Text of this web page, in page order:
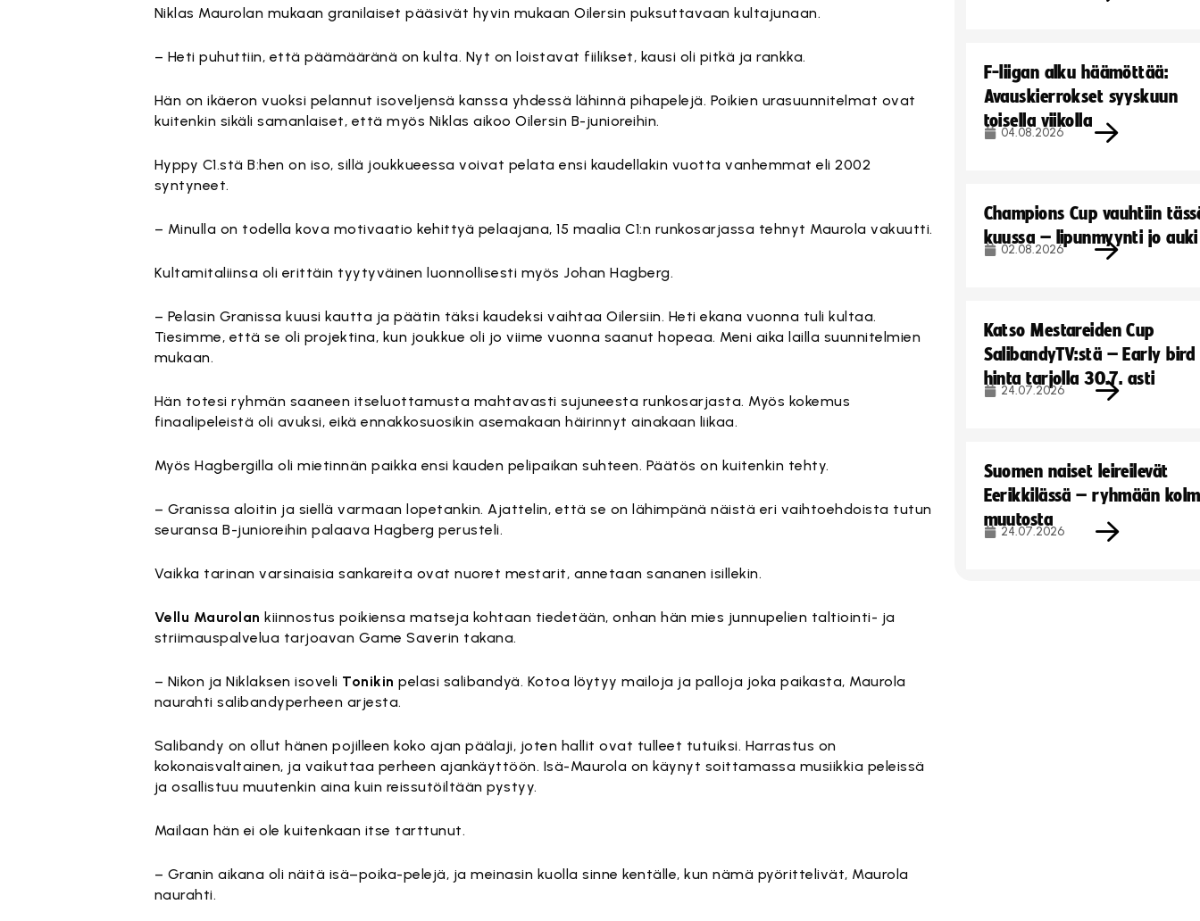
Niklas Maurolan mukaan granilaiset pääsivät hyvin mukaan Oilersin puksuttavaan kultajunaan.
– Heti puhuttiin, että päämääränä on kulta. Nyt on loistavat fiilikset, kausi oli pitkä ja rankka.
Hän on ikäeron vuoksi pelannut isoveljensä kanssa yhdessä lähinnä pihapelejä. Poikien urasuunnitelmat ovat
kuitenkin sikäli samanlaiset, että myös Niklas aikoo Oilersin B-junioreihin.
Hyppy C1.stä B:hen on iso, sillä joukkueessa voivat pelata ensi kaudellakin vuotta vanhemmat eli 2002
syntyneet.
– Minulla on todella kova motivaatio kehittyä pelaajana, 15 maalia C1:n runkosarjassa tehnyt Maurola vakuutti.
Kultamitaliinsa oli erittäin tyytyväinen luonnollisesti myös Johan Hagberg.
– Pelasin Granissa kuusi kautta ja päätin täksi kaudeksi vaihtaa Oilersiin. Heti ekana vuonna tuli kultaa.
Tiesimme, että se oli projektina, kun joukkue oli jo viime vuonna saanut hopeaa. Meni aika lailla suunnitelmien
mukaan.
Hän totesi ryhmän saaneen itseluottamusta mahtavasti sujuneesta runkosarjasta. Myös kokemus
finaalipeleistä oli avuksi, eikä ennakkosuosikin asemakaan häirinnyt ainakaan liikaa.
Myös Hagbergilla oli mietinnän paikka ensi kauden pelipaikan suhteen. Päätös on kuitenkin tehty.
– Granissa aloitin ja siellä varmaan lopetankin. Ajattelin, että se on lähimpänä näistä eri vaihtoehdoista tutun
seuransa B-junioreihin palaava Hagberg perusteli.
Vaikka tarinan varsinaisia sankareita ovat nuoret mestarit, annetaan sananen isillekin.
Vellu Maurolan kiinnostus poikiensa matseja kohtaan tiedetään, onhan hän mies junnupelien taltiointi- ja
striimauspalvelua tarjoavan Game Saverin takana.
– Nikon ja Niklaksen isoveli Tonikin pelasi salibandyä. Kotoa löytyy mailoja ja palloja joka paikasta, Maurola
naurahti salibandyperheen arjesta.
Salibandy on ollut hänen pojilleen koko ajan päälaji, joten hallit ovat tulleet tutuiksi. Harrastus on
kokonaisvaltainen, ja vaikuttaa perheen ajankäyttöön. Isä-Maurola on käynyt soittamassa musiikkia peleissä
ja osallistuu muutenkin aina kuin reissutöiltään pystyy.
Mailaan hän ei ole kuitenkaan itse tarttunut.
– Granin aikana oli näitä isä–poika-pelejä, ja meinasin kuolla sinne kentälle, kun nämä pyörittelivät, Maurola
naurahti.
F-liigan alku häämöttää:
Avauskierrokset syyskuun
toisella viikolla
04.08.2026
Champions Cup vauhtiin
kuussa – lipunmyynti jo auki
02.08.2026
Katso Mestareiden Cup
SalibandyTV:stä – Early
hinta tarjolla 30.7. asti
24.07.2026
Suomen naiset leireilevät
Eerikkilässä – ryhmään
muutosta
24.07.2026